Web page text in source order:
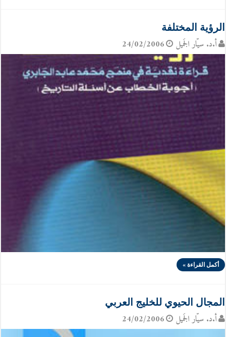
الرؤية المختلفة
أ.د. سيّار الجَميل 24/02/2006
أكمل القراءة »
المجال الحيوي للخليج العربي
أ.د. سيّار الجَميل 24/02/2006